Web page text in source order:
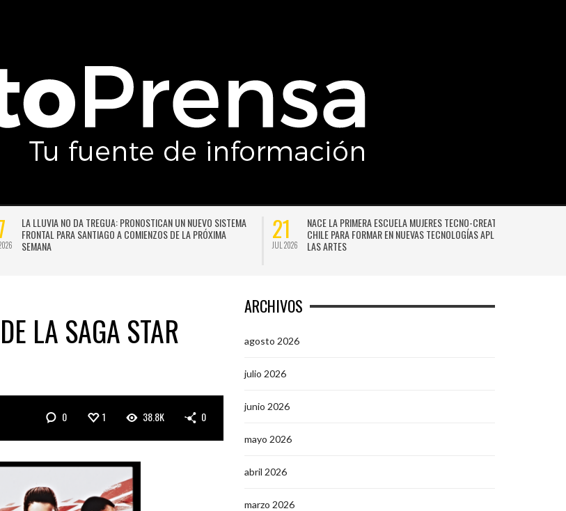
LA LLUVIA NO DA TREGUA: PRONOSTICAN UN NUEVO SISTEMA
FRONTAL PARA SANTIAGO A COMIENZOS DE LA PRÓXIMA
SEMANA
21
JUL 2026
NACE LA PRIMERA ESCUELA MUJERES TECNO-CREATIVAS DE
CHILE PARA FORMAR EN NUEVAS TECNOLOGÍAS APLICADAS A
LAS ARTES
LA SAGA STAR
0 1 38.8K 0
ARCHIVOS
agosto 2026
julio 2026
junio 2026
mayo 2026
abril 2026
marzo 2026